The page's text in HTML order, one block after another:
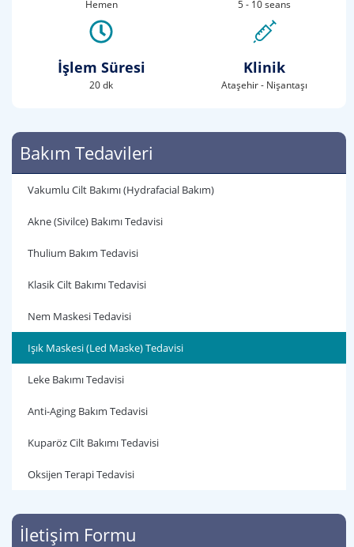
Hemen
İşlem Süresi
20 dk
5 - 10 seans
Klinik
Ataşehir - Nişantaşı
Bakım Tedavileri
Vakumlu Cilt Bakımı (Hydrafacial Bakım)
Akne (Sivilce) Bakımı Tedavisi
Thulium Bakım Tedavisi
Klasik Cilt Bakımı Tedavisi
Nem Maskesi Tedavisi
Işık Maskesi (Led Maske) Tedavisi
Leke Bakımı Tedavisi
Anti-Aging Bakım Tedavisi
Kuparöz Cilt Bakımı Tedavisi
Oksijen Terapi Tedavisi
İletişim Formu